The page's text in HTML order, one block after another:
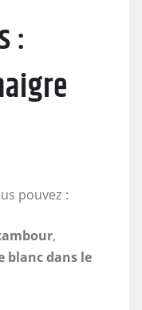
:
pouvez :
,
blanc dans le